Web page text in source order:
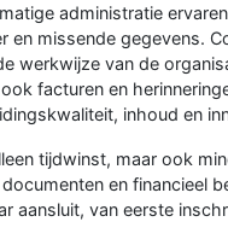
administratie
missende gegevens.
werkwijze van de
facturen en
inhoud en
tijdwinst, maar ook
en financieel
aansluit, van eerste